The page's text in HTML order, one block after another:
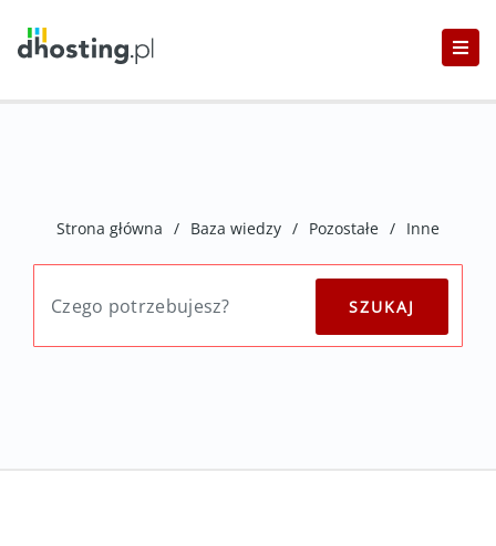
Strona główna / Baza wiedzy / Pozostałe / Inne